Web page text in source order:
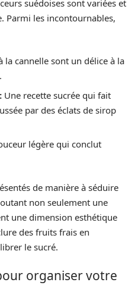
suédoises sont variées et
Parmi les incontournables,
la cannelle sont un délice à la
Une recette sucrée qui fait
par des éclats de sirop
légère qui conclut
de manière à séduire
non seulement une
une dimension esthétique
des fruits frais en
le sucré.
organiser votre